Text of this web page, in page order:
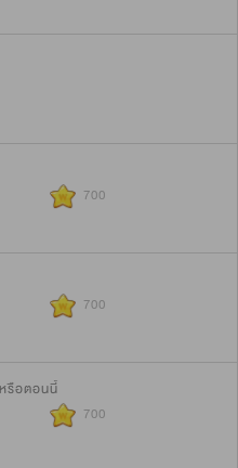
700
700
รือตอนนี้
700